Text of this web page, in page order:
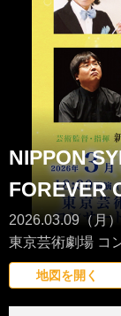
NIPPON
FOREVER
2026.03.09（月
東京芸術劇場 コ
地図を開く